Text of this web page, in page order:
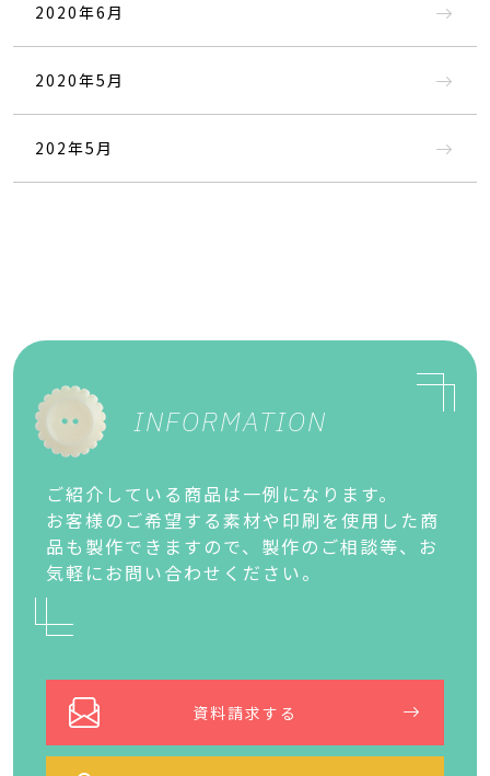
2020年6月
2020年5月
202年5月
INFORMATION
ご紹介している商品は一例になります。
お客様のご希望する素材や印刷を使用した商
品も製作できますので、製作のご相談等、お
気軽にお問い合わせください。
資料請求する